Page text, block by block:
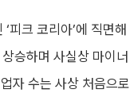
피크 코리아’에 직면해
승하며 사실상 마이너
자 수는 사상 처음으로